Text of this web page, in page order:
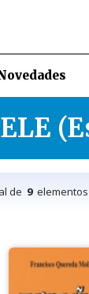
ELE
de 9elementos